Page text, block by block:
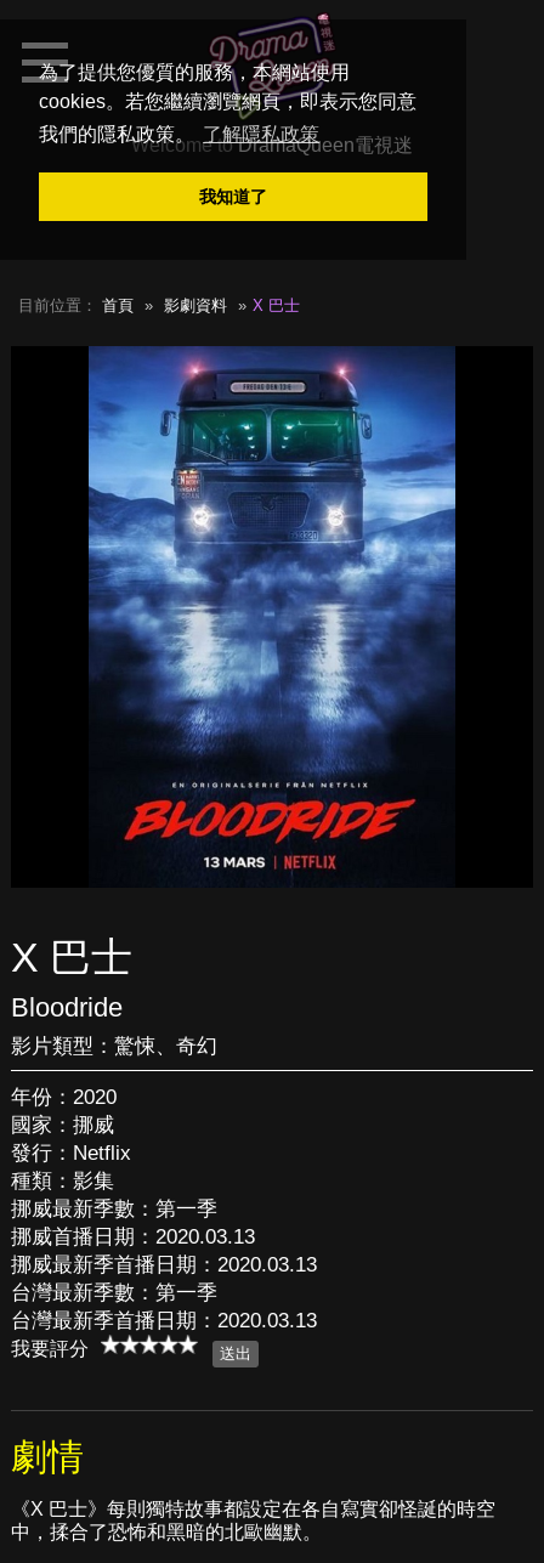
為了提供您優質的服務，本網站使用
cookies。若您繼續瀏覽網頁，即表示您同意
我們的隱私政策。
了解隱私政策
我知道了
Welcome toDramaQueen電視迷
目前位置： 首頁 影劇資料 X 巴士
X 巴士
Bloodride
影片類型： 驚悚、 奇幻
年份：2020
國家：挪威
發行：Netflix
種類：影集
挪威最新季數：第一季
挪威首播日期：2020.03.13
挪威最新季首播日期：2020.03.13
台灣最新季數：第一季
台灣最新季首播日期：2020.03.13
我要評分
劇情
《X 巴士》每則獨特故事都設定在各自寫實卻怪誕的時空
中，揉合了恐怖和黑暗的北歐幽默。